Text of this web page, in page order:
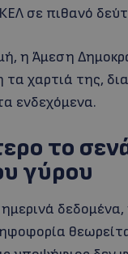
σε πιθανό
η Άμεση
τα χαρτιά της,
ενδεχόμενα.
το
γύρου
δεδομένα,